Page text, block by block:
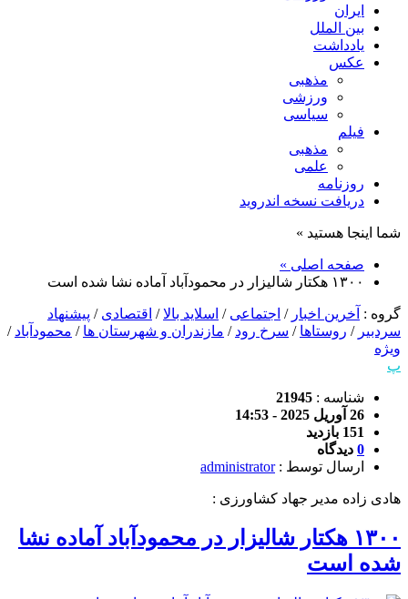
ایران
بین الملل
یادداشت
عکس
مذهبی
ورزشی
سیاسی
فیلم
مذهبی
علمی
روزنامه
دریافت نسخه اندروید
شما اینجا هستید »
صفحه اصلی »
۱۳۰۰ هکتار شالیزار در محمودآباد آماده نشا شده است
گروه : آخرین اخبار / اجتماعی / اسلاید بالا/ اقتصادی / پیشنهاد
سردبیر / روستاها / سرخ رود / مازندران و شهرستان ها / محمودآباد /
ویژه
پ
شناسه : 21945
26 آوریل 2025 - 14:53
151 بازدید
0 دیدگاه
ارسال توسط :administrator
هادی زاده مدیر جهاد کشاورزی :
۱۳۰۰ هکتار شالیزار در محمودآباد آماده نشا
شده است